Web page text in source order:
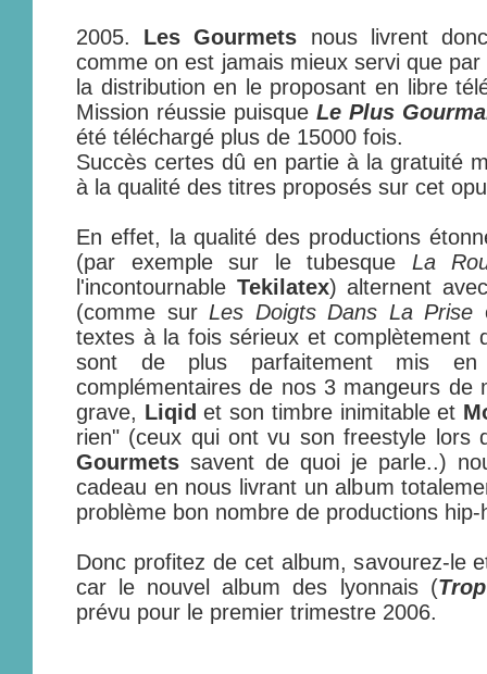
2005. Les Gourmets nous livrent
comme on est jamais mieux servi que
la distribution en le proposant en libre
Mission réussie puisque Le Plus
été téléchargé plus de 15000 fois.
Succès certes dû en partie à la gratuité
à la qualité des titres proposés sur cet
En effet, la qualité des productions
(par exemple sur le tubesque La
l'incontournable Tekilatex) alternent
(comme sur Les Doigts Dans La Prise
textes à la fois sérieux et complètement
sont de plus parfaitement mis
complémentaires de nos 3 mangeurs de
grave, Liqid et son timbre inimitable et
rien" (ceux qui ont vu son freestyle lors
Gourmets savent de quoi je parle..)
cadeau en nous livrant un album
problème bon nombre de productions
Donc profitez de cet album, savourez-le
car le nouvel album des lyonnais (
prévu pour le premier trimestre 2006.